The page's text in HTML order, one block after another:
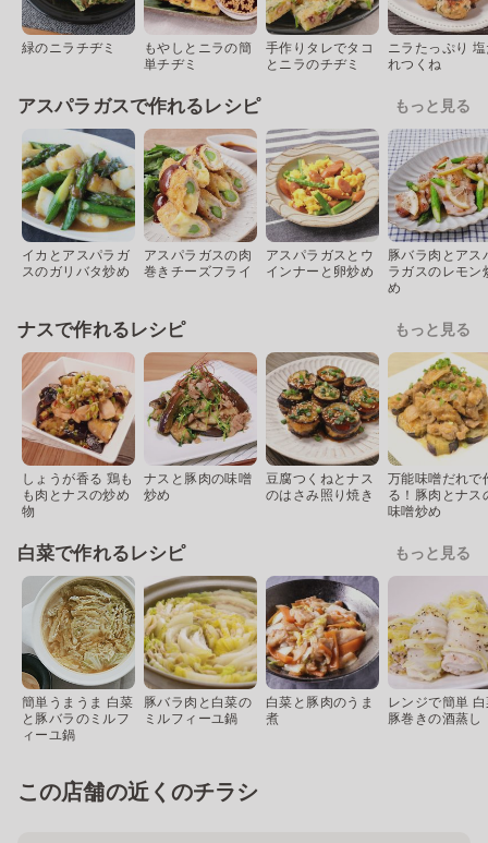
緑のニラチヂミ
もやしとニラの簡
単チヂミ
手作りタレでタコ
とニラのチヂミ
ニラたっぷり
れつくね
アスパラガスで作れるレシピ もっと見る
イカとアスパラガ
スのガリバタ炒め
アスパラガスの肉
巻きチーズフライ
アスパラガスとウ
インナーと卵炒め
豚バラ肉とアス
ラガスのレモン
め
ナスで作れるレシピ もっと見る
しょうが香る 鶏も
も肉とナスの炒め
物
ナスと豚肉の味噌
炒め
豆腐つくねとナス
のはさみ照り焼き
万能味噌だれで
る！豚肉とナス
味噌炒め
白菜で作れるレシピ もっと見る
簡単うまうま 白菜
と豚バラのミルフ
ィーユ鍋
豚バラ肉と白菜の
ミルフィーユ鍋
白菜と豚肉のうま
煮
レンジで簡単
豚巻きの酒蒸し
この店舗の近くのチラシ